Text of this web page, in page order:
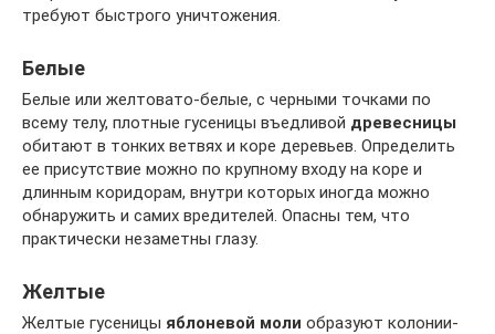
требуют быстрого уничтожения.
Белые
Белые или желтовато-белые, с черными точками по
всему телу, плотные гусеницы въедливой древесницы
обитают в тонких ветвях и коре деревьев. Определить
ее присутствие можно по крупному входу на коре и
длинным коридорам, внутри которых иногда можно
обнаружить и самих вредителей. Опасны тем, что
практически незаметны глазу.
Желтые
Желтые гусеницы яблоневой моли образуют колонии-